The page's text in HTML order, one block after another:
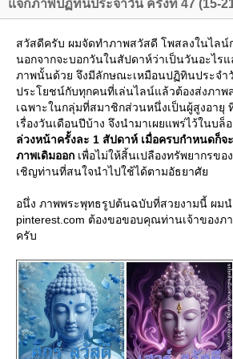
จกภาพปฏิทินประจำวัน ครั้งที่ 47 (15-
สวัสดีครับ ผมจัดทำภาพสวัสดี โพสลงในไลน์
นอกจากจะบอกวันในสัปดาห์ว่าเป็นวันอะไร
ภาพนั้นด้วย จึงมีลักษณะเหมือนปฏิทินประจำ
ประโยชน์กับทุกคนที่เล่นไลน์แล้วต้องส่งภา
เฉพาะในกลุ่มที่สมาชิกส่วนหนึ่งเป็นผู้สูงอายุ
เรื่องวันเดือนปีบ้าง จึงนำมาเผยแพร่ไว้ในบล็
ล่วงหน้าครั้งละ 1 สัปดาห์ เมื่อครบกำหนดก็
ภาพเดิมออก เพื่อไม่ให้สิ้นเปลืองทรัพยากรขอ
เชิญท่านที่สนใจนำไปใช้ได้ตามอัธยาศั
อนึ่ง ภาพพระพุทธรูปต้นฉบับที่สวยงามนี้ ผมน
pinterest.com ต้องขอขอบคุณท่านเจ้าของ
ครับ